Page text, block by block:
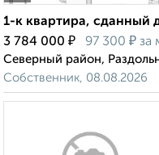
1-к квартира, сданный
3 784 000 ₽ 97 300 ₽ за
Северный район,
Собственник, 08.08.2026